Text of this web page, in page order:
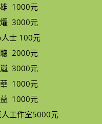
1000元
3000元
士 100元
2000元
3000元
1000元
1000元
工作室5000元